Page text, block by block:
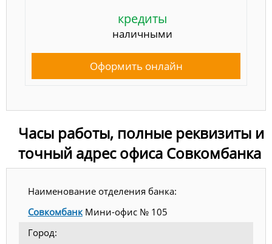
кредиты
наличными
Оформить онлайн
Часы работы, полные реквизиты и
точный адрес офиса Совкомбанка
Наименование отделения банка:
СовкомбанкМини-офис № 105
Город: